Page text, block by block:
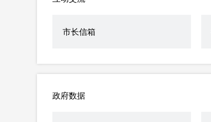
市长信箱
政府数据